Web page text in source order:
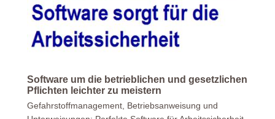
Software um die betrieblichen und gesetzlichen
Pflichten leichter zu meistern
Gefahrstoffmanagement, Betriebsanweisung und